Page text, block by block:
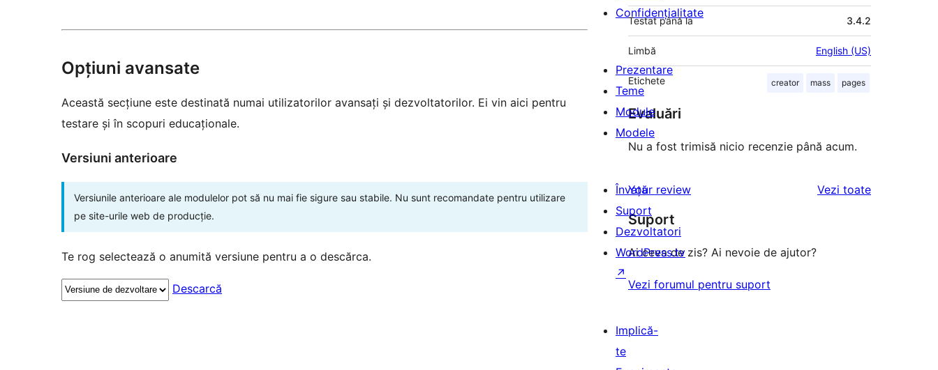
Opțiuni avansate
Această secțiune este destinată numai utilizatorilor avansați și dezvoltatorilor. Ei vin aici pentru
testare și în scopuri educaționale.
Versiuni anterioare
Versiunile anterioare ale modulelor pot să nu mai fie sigure sau stabile. Nu sunt recomandate pentru utilizare
pe site-urile web de producție.
Te rog selectează o anumită versiune pentru a o descărca.
Descarcă
Testat până la 3.4.2
Limbă English (US)
Etichete creator mass pages
Evaluări
Nu a fost trimisă nicio recenzie până acum.
Your review Vezi toaterecenziile
Suport
Ai ceva de zis? Ai nevoie de ajutor?
Vezi forumul pentru suport
Confidențialitate
Prezentare
Teme
Module
Modele
Învață
Suport
Dezvoltatori
WordPress.tv
↗
Implică-
te